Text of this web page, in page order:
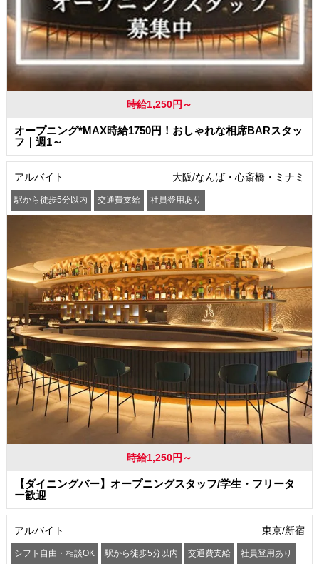
時給1,250円～
オープニング*MAX時給1750円！おしゃれな相席BARスタッ
フ｜週1～
アルバイト 大阪/なんば・心斎橋・ミナミ
駅から徒歩5分以内 交通費支給 社員登用あり
時給1,250円～
【ダイニングバー】オープニングスタッフ/学生・フリータ
ー歓迎
アルバイト 東京/新宿
シフト自由・相談OK 駅から徒歩5分以内 交通費支給 社員登用あり